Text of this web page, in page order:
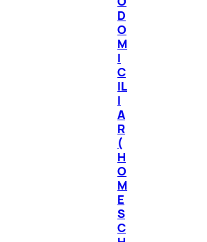
D
O
M
I
C
IL
I
A
R
(
H
O
M
E
S
C